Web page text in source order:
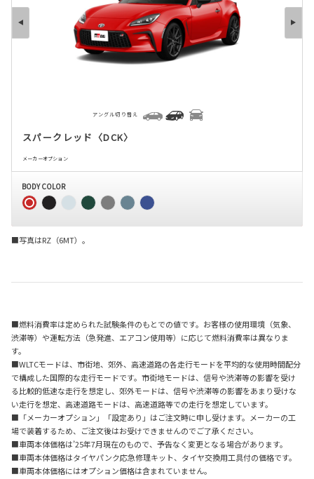
スパークレッド〈DCK〉
メーカーオプション
アングル切り替え
BODY COLOR
■写真はRZ（6MT）。
■燃料消費率は定められた試験条件のもとでの値です。お客様の使用環境（気象、
渋滞等）や運転方法（急発進、エアコン使用等）に応じて燃料消費率は異なりま
す。
■WLTCモードは、市街地、郊外、高速道路の各走行モードを平均的な使用時間配分
で構成した国際的な走行モードです。市街地モードは、信号や渋滞等の影響を受け
る比較的低速な走行を想定し、郊外モードは、信号や渋滞等の影響をあまり受けな
い走行を想定、高速道路モードは、高速道路等での走行を想定しています。
■「メーカーオプション」「設定あり」はご注文時に申し受けます。メーカーの工
場で装着するため、ご注文後はお受けできませんのでご了承ください。
■車両本体価格は’25年7月現在のもので、予告なく変更となる場合があります。
■車両本体価格はタイヤパンク応急修理キット、タイヤ交換用工具付の価格です。
■車両本体価格にはオプション価格は含まれていません。